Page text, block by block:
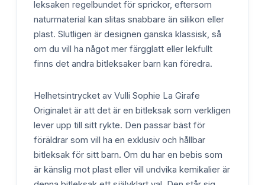
leksaken regelbundet för sprickor, eftersom
naturmaterial kan slitas snabbare än silikon eller
plast. Slutligen är designen ganska klassisk, så
om du vill ha något mer färgglatt eller lekfullt
finns det andra bitleksaker barn kan föredra.
Helhetsintrycket av Vulli Sophie La Girafe
Originalet är att det är en bitleksak som verkligen
lever upp till sitt rykte. Den passar bäst för
föräldrar som vill ha en exklusiv och hållbar
bitleksak för sitt barn. Om du har en bebis som
är känslig mot plast eller vill undvika kemikalier är